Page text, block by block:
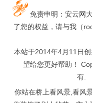
免责申明：安云网
了您的权益，请与我（
本站于2014年4月11日
望给您更好帮助！
有.
你站在桥上看风景,看风